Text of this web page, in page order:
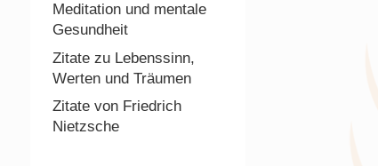
Meditation und mentale
Gesundheit
Zitate zu Lebenssinn,
Werten und Träumen
Zitate von Friedrich
Nietzsche